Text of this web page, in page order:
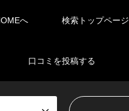
へ 検索トップページ
口コミを投稿する